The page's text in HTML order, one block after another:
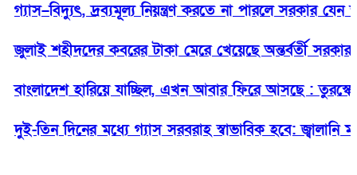
দ্রব্যমূল্য নিয়ন্ত্রণ করতে না পারলে সরকার যেন
শহীদদের কবরের টাকা মেরে খেয়েছে অন্তর্বর্তী সরকার:
হারিয়ে যাচ্ছিল, এখন আবার ফিরে আসছে : তুরস্কের
তিন দিনের মধ্যে গ্যাস সরবরাহ স্বাভাবিক হবে: জ্বালানি মন্ত্রী